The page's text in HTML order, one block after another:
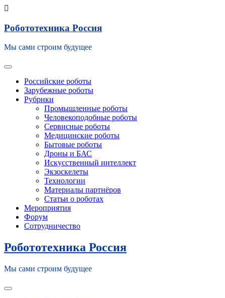
Skip
content
Робототехника Россия
Мы сами строим будущее
Toggle navigation
Российские роботы
Зарубежные роботы
Рубрики
Промышленные роботы
Человекоподобные роботы
Сервисные роботы
Медицинские роботы
Бытовые роботы
Дроны и БАС
Искусственный интеллект
Экзоскелеты
Технологии
Материалы партнёров
Статьи о роботах
Мероприятия
Форум
Сотрудничество
Робототехника Россия
Мы сами строим будущее
Toggle navigation